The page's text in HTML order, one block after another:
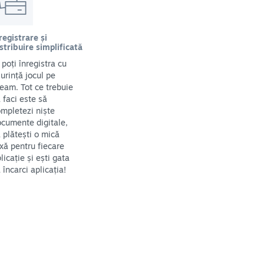
și
simplificată
înregistra cu
jocul pe
Tot ce trebuie
faci este să
niște
digitale,
plătești o mică
pentru fiecare
și ești gata
încarci aplicația!